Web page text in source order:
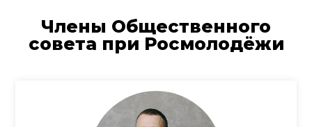
Члены Общественного
совета при Росмолодёжи